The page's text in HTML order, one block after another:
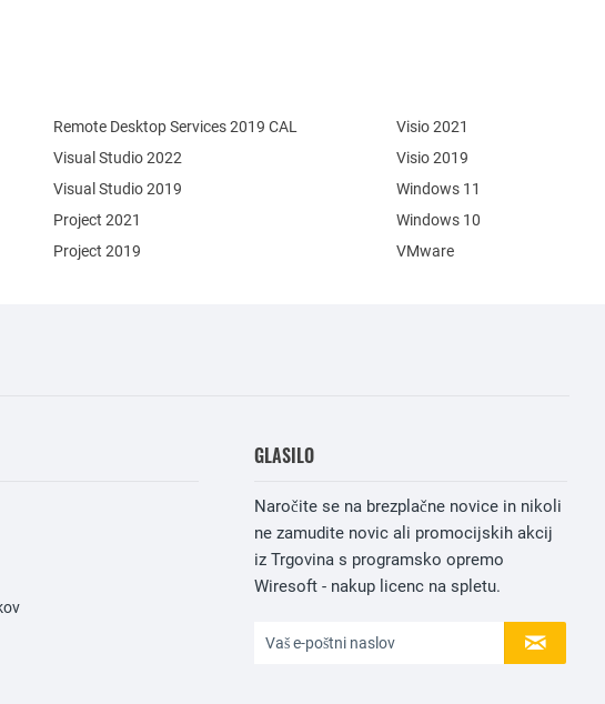
Remote Desktop Services 2019 CAL
Visual Studio 2022
Visual Studio 2019
Project 2021
Project 2019
Visio 2021
Visio 2019
Windows 11
Windows 10
VMware
GLASILO
Naročite se na brezplačne novice in nikoli
ne zamudite novic ali promocijskih akcij
iz Trgovina s programsko opremo
Wiresoft - nakup licenc na spletu.